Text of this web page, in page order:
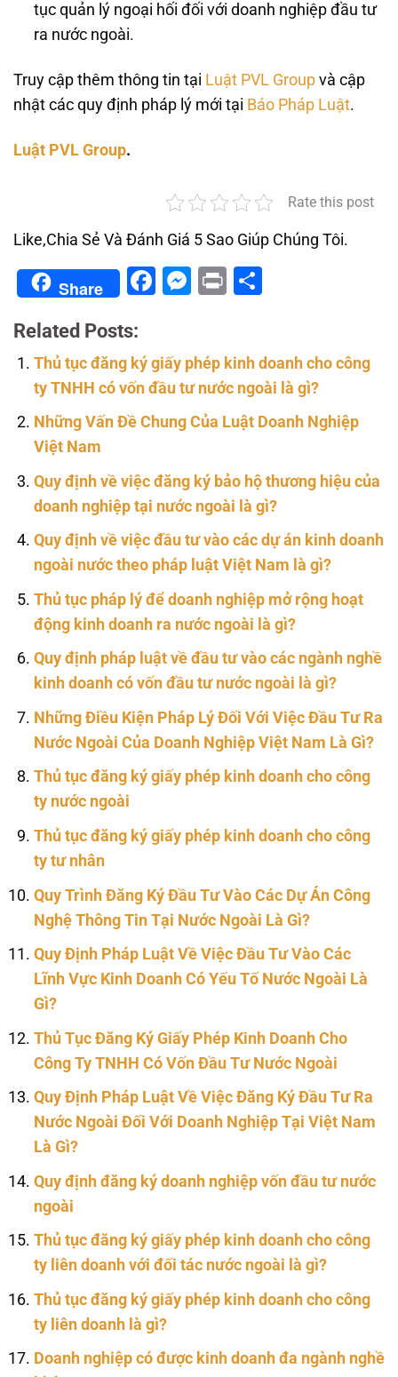
tục quản lý ngoại hối đối với doanh nghiệp đầu tư
ra nước ngoài.
Truy cập thêm thông tin tại Luật PVL Group và cập
nhật các quy định pháp lý mới tại Báo Pháp Luật.
Luật PVL Group.
Rate this post
Like,Chia Sẻ Và Đánh Giá 5 Sao Giúp Chúng Tôi.
Share Facebook
Messenger
Print
Related Posts:
Thủ tục đăng ký giấy phép kinh doanh cho công
ty TNHH có vốn đầu tư nước ngoài là gì?
Những Vấn Đề Chung Của Luật Doanh Nghiệp
Việt Nam
Quy định về việc đăng ký bảo hộ thương hiệu của
doanh nghiệp tại nước ngoài là gì?
Quy định về việc đầu tư vào các dự án kinh doanh
ngoài nước theo pháp luật Việt Nam là gì?
Thủ tục pháp lý để doanh nghiệp mở rộng hoạt
động kinh doanh ra nước ngoài là gì?
Quy định pháp luật về đầu tư vào các ngành nghề
kinh doanh có vốn đầu tư nước ngoài là gì?
Những Điều Kiện Pháp Lý Đối Với Việc Đầu Tư Ra
Nước Ngoài Của Doanh Nghiệp Việt Nam Là Gì?
Thủ tục đăng ký giấy phép kinh doanh cho công
ty nước ngoài
Thủ tục đăng ký giấy phép kinh doanh cho công
ty tư nhân
Quy Trình Đăng Ký Đầu Tư Vào Các Dự Án Công
Nghệ Thông Tin Tại Nước Ngoài Là Gì?
Quy Định Pháp Luật Về Việc Đầu Tư Vào Các
Lĩnh Vực Kinh Doanh Có Yếu Tố Nước Ngoài Là
Gì?
Thủ Tục Đăng Ký Giấy Phép Kinh Doanh Cho
Công Ty TNHH Có Vốn Đầu Tư Nước Ngoài
Quy Định Pháp Luật Về Việc Đăng Ký Đầu Tư Ra
Nước Ngoài Đối Với Doanh Nghiệp Tại Việt Nam
Là Gì?
Quy định đăng ký doanh nghiệp vốn đầu tư nước
ngoài
Thủ tục đăng ký giấy phép kinh doanh cho công
ty liên doanh với đối tác nước ngoài là gì?
Thủ tục đăng ký giấy phép kinh doanh cho công
ty liên doanh là gì?
Doanh nghiệp có được kinh doanh đa ngành nghề